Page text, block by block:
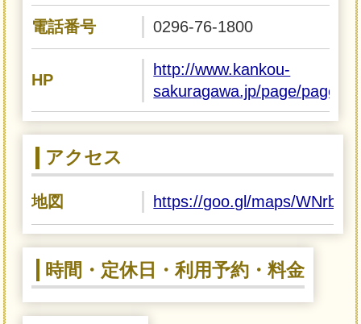
電話番号 0296-76-1800
HP
http://www.kankou-
sakuragawa.jp/page/
アクセス
地図 https://goo.gl/maps/
時間・定休日・利用予約・料金